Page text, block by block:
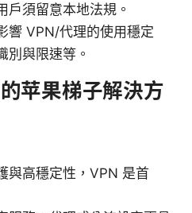
戶須留意本地法規。
響 VPN/代理的使用穩定
別與限速等。
苹果梯子解決方
與高穩定性，VPN 是首